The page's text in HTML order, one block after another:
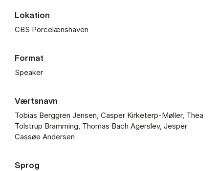
Lokation
CBS Porcelænshaven
Format
Speaker
Værtsnavn
Tobias Berggren Jensen, Casper Kirketerp-Møller, Thea
Tolstrup Bramming, Thomas Bach Agerslev, Jesper
Cassøe Andersen
Sprog